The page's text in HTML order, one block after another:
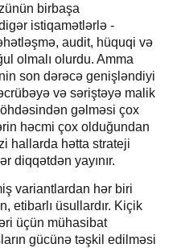
birbaşa
istiqamətlərlə -
audit, hüquqi və
olmalı olurdu. Amma
son dərəcə genişləndiyi
və səriştəyə malik
gəlməsi çox
həcmi çox olduğundan
hallarda hətta strateji
diqqətdən yayınır.
variantlardan hər biri
etibarlı üsullardır. Kiçik
üçün mühasibat
gücünə təşkil edilməsi